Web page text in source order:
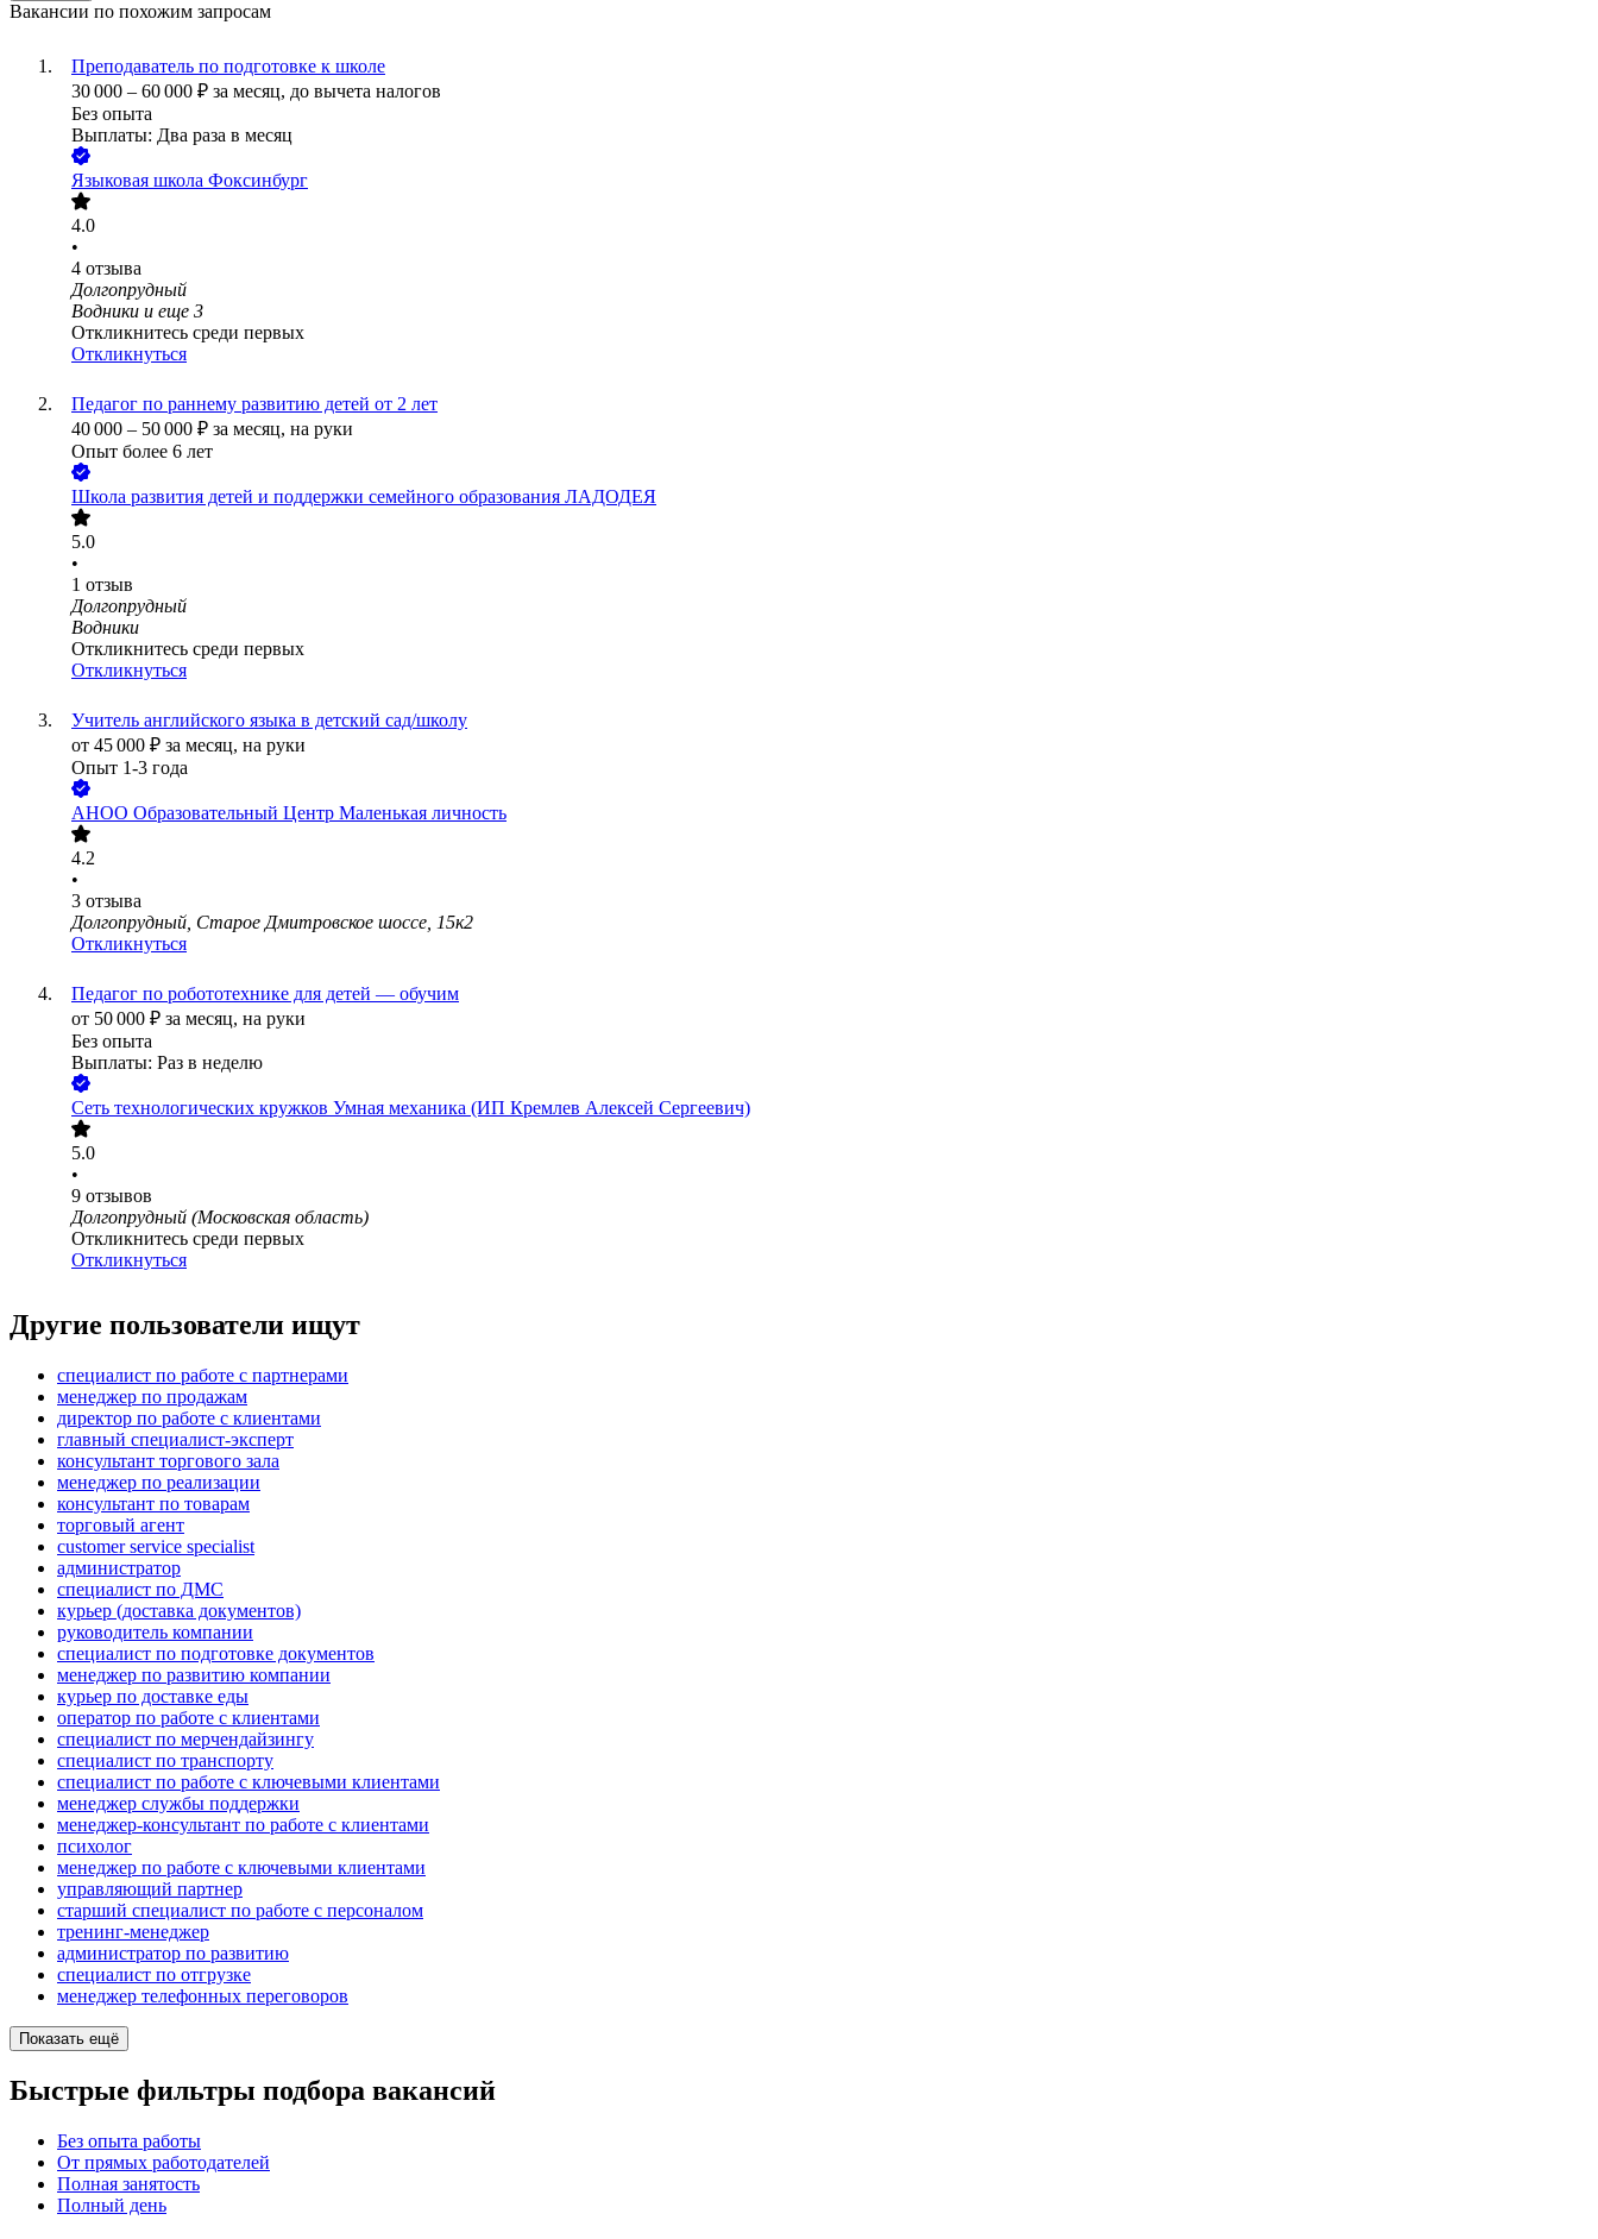
Вакансии по похожим запросам
Преподаватель по подготовке к школе
30 000 – 60 000 ₽ за месяц, до вычета налогов
Без опыта
Выплаты: Два раза в месяц
Языковая школа Фоксинбург
4.0
•
4 отзыва
Долгопрудный
Водники и еще 3
Откликнитесь среди первых
Откликнуться
Педагог по раннему развитию детей от 2 лет
40 000 – 50 000 ₽ за месяц, на руки
Опыт более 6 лет
Школа развития детей и поддержки семейного образования ЛАДОДЕЯ
5.0
•
1 отзыв
Долгопрудный
Водники
Откликнитесь среди первых
Откликнуться
Учитель английского языка в детский сад/школу
от 45 000 ₽ за месяц, на руки
Опыт 1-3 года
АНОО Образовательный Центр Маленькая личность
4.2
•
3 отзыва
Долгопрудный, Старое Дмитровское шоссе, 15к2
Откликнуться
Педагог по робототехнике для детей — обучим
от 50 000 ₽ за месяц, на руки
Без опыта
Выплаты: Раз в неделю
Сеть технологических кружков Умная механика (ИП Кремлев Алексей Сергеевич)
5.0
•
9 отзывов
Долгопрудный (Московская область)
Откликнитесь среди первых
Откликнуться
Другие пользователи ищут
специалист по работе с партнерами
менеджер по продажам
директор по работе с клиентами
главный специалист-эксперт
консультант торгового зала
менеджер по реализации
консультант по товарам
торговый агент
customer service specialist
администратор
специалист по ДМС
курьер (доставка документов)
руководитель компании
специалист по подготовке документов
менеджер по развитию компании
курьер по доставке еды
оператор по работе с клиентами
специалист по мерчендайзингу
специалист по транспорту
специалист по работе с ключевыми клиентами
менеджер службы поддержки
менеджер-консультант по работе с клиентами
психолог
менеджер по работе с ключевыми клиентами
управляющий партнер
старший специалист по работе с персоналом
тренинг-менеджер
администратор по развитию
специалист по отгрузке
менеджер телефонных переговоров
Показать ещё
Быстрые фильтры подбора вакансий
Без опыта работы
От прямых работодателей
Полная занятость
Полный день